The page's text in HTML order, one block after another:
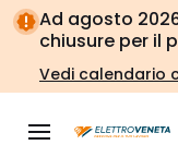
Vai alla
navigazione
Vai
alla
pagina
Ad agosto
chiusure per il
Vedi calendario